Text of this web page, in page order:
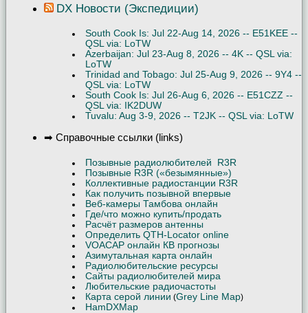
DX Новости (Экспедиции)
South Cook Is: Jul 22-Aug 14, 2026 -- E51KEE --
QSL via: LoTW
Azerbaijan: Jul 23-Aug 8, 2026 -- 4K -- QSL via:
LoTW
Trinidad and Tobago: Jul 25-Aug 9, 2026 -- 9Y4 --
QSL via: LoTW
South Cook Is: Jul 26-Aug 6, 2026 -- E51CZZ --
QSL via: IK2DUW
Tuvalu: Aug 3-9, 2026 -- T2JK -- QSL via: LoTW
➡ Справочные ссылки (links)
Позывные радиолюбителей R3R
Позывные R3R («безымянные»)
Коллективные радиостанции R3R
Как получить позывной впервые
Веб-камеры Тамбова онлайн
Где/что можно купить/продать
Расчёт размеров антенны
Определить QTH-Locator online
VOACAP онлайн КВ прогнозы
Азимутальная карта онлайн
Радиолюбительские ресурсы
Сайты радиолюбителей мира
Любительские радиочастоты
Карта серой линии (Grey Line Map)
HamDXMap